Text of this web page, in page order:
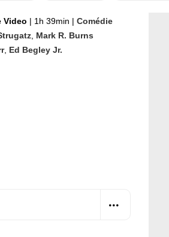
Video | 1h 39min | Comédie
Mark R. Burns
, Ed Begley Jr.